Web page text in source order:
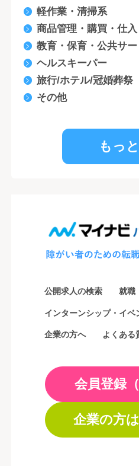
軽作業・清掃系
商品管理・購買・仕
教育・保育・公共サ
ヘルスキーパー
旅行/ホテル/冠婚葬祭
その他
もっ
公開求人の検索 就職
インターンシップ・イベ
企業の方へ よくある
会員登録（
企業の方